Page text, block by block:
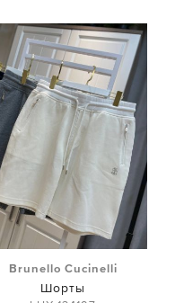
Brunello Cucinelli
Шорты